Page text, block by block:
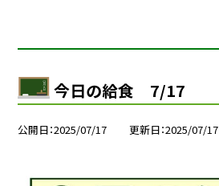
今日の給食 7/17
公開日 2025/07/17 更新日 2025/07/17